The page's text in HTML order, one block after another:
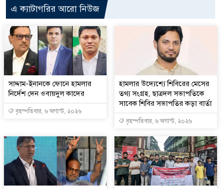
এ ক্যাটাগরির আরো নিউজ
সাদ্দাম-ইনানকে ফোনে হামলার
নির্দেশ দেন ওবায়দুল কাদের
বৃহস্পতিবার, ৬ অগাস্ট, ২০২৬
হামলার উদ্যেশ্যে শিবিরের মেসের
তথ্য সংগ্রহ, ছাত্রদল সভাপতিকে
সাবেক শিবির সভাপতির কড়া বার্তা
বৃহস্পতিবার, ৬ অগাস্ট, ২০২৬